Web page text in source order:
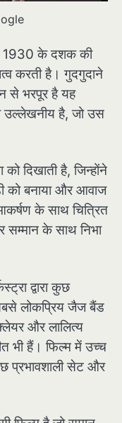
1930 के दशक की
करती है। गुदगुदाने
से भरपूर है यह
उल्लेखनीय है, जो उस
दिखाती है, जिन्होंने
को बनाया और आवाज
के साथ चित्रित
सम्मान के साथ निभा
द्वारा कुछ
लोकप्रिय जैज बैंड
और लालित्य
भी हैं। फिल्म में उच्च
प्रभावशाली सेट और